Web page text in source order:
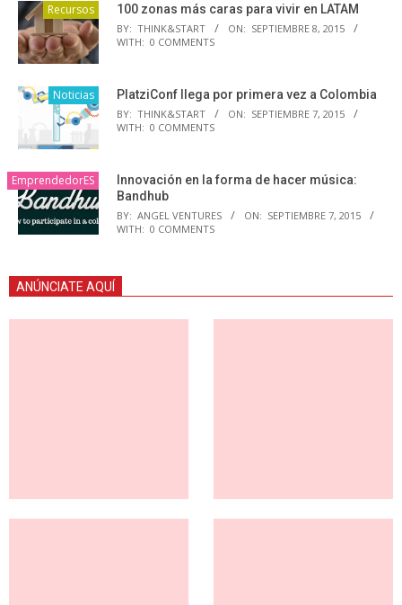
Recursos 100 zonas más caras para vivir en LATAM
BY: THINK&START ON: SEPTIEMBRE 8, 2015
WITH: 0 COMMENTS
Noticias PlatziConf llega por primera vez a Colombia
BY: THINK&START ON: SEPTIEMBRE 7, 2015
WITH: 0 COMMENTS
EmprendedorES
Innovación en la forma de hacer música:
Bandhub
BY: ANGEL VENTURES ON: SEPTIEMBRE 7, 2015
WITH: 0 COMMENTS
ANÚNCIATE AQUÍ